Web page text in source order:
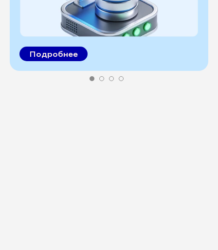
Подробнее